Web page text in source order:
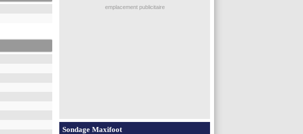
: Enzo Fernandez pour l'après-Rodri ?
emplacement publicitaire
Sondage Maxifoot